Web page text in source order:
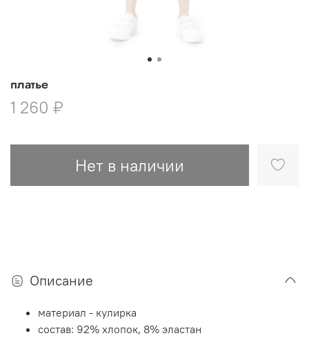
платье
1 260 ₽
Нет в наличии
Описание
материал - кулирка
состав: 92% хлопок, 8% эластан